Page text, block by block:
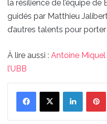
la résilience de l’équipe de
guidés par Matthieu
d’autres talents pour
À lire aussi : Antoine
l’UBB
Linkedin